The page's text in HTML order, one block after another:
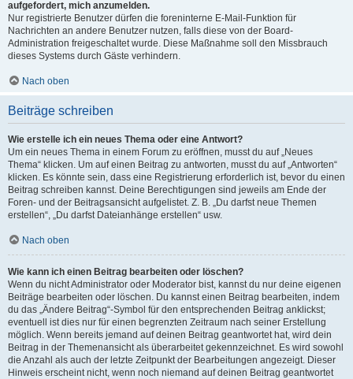
aufgefordert, mich anzumelden.
Nur registrierte Benutzer dürfen die foreninterne E-Mail-Funktion für
Nachrichten an andere Benutzer nutzen, falls diese von der Board-
Administration freigeschaltet wurde. Diese Maßnahme soll den Missbrauch
dieses Systems durch Gäste verhindern.
Nach oben
Beiträge schreiben
Wie erstelle ich ein neues Thema oder eine Antwort?
Um ein neues Thema in einem Forum zu eröffnen, musst du auf „Neues
Thema“ klicken. Um auf einen Beitrag zu antworten, musst du auf „Antworten“
klicken. Es könnte sein, dass eine Registrierung erforderlich ist, bevor du einen
Beitrag schreiben kannst. Deine Berechtigungen sind jeweils am Ende der
Foren- und der Beitragsansicht aufgelistet. Z. B. „Du darfst neue Themen
erstellen“, „Du darfst Dateianhänge erstellen“ usw.
Nach oben
Wie kann ich einen Beitrag bearbeiten oder löschen?
Wenn du nicht Administrator oder Moderator bist, kannst du nur deine eigenen
Beiträge bearbeiten oder löschen. Du kannst einen Beitrag bearbeiten, indem
du das „Ändere Beitrag“-Symbol für den entsprechenden Beitrag anklickst;
eventuell ist dies nur für einen begrenzten Zeitraum nach seiner Erstellung
möglich. Wenn bereits jemand auf deinen Beitrag geantwortet hat, wird dein
Beitrag in der Themenansicht als überarbeitet gekennzeichnet. Es wird sowohl
die Anzahl als auch der letzte Zeitpunkt der Bearbeitungen angezeigt. Dieser
Hinweis erscheint nicht, wenn noch niemand auf deinen Beitrag geantwortet